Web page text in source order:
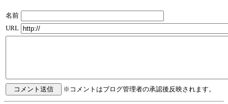
名前
URL
※コメントはブログ管理者の承認後反映されます。